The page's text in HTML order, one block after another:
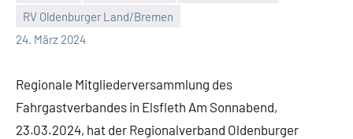
RV Oldenburger Land/Bremen
24. März 2024
Malte
Diehl
Keine
Kommentare
Regionale Mitgliederversammlung des
Fahrgastverbandes in Elsfleth Am Sonnabend,
23.03.2024, hat der Regionalverband Oldenburger